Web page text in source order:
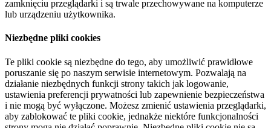
zamknięciu przeglądarki i są trwale przechowywane na komputerze
lub urządzeniu użytkownika.
Niezbędne pliki cookies
Te pliki cookie są niezbędne do tego, aby umożliwić prawidłowe
poruszanie się po naszym serwisie internetowym. Pozwalają na
działanie niezbędnych funkcji strony takich jak logowanie,
ustawienia preferencji prywatności lub zapewnienie bezpieczeństwa
i nie mogą być wyłączone. Możesz zmienić ustawienia przeglądarki,
aby zablokować te pliki cookie, jednakże niektóre funkcjonalności